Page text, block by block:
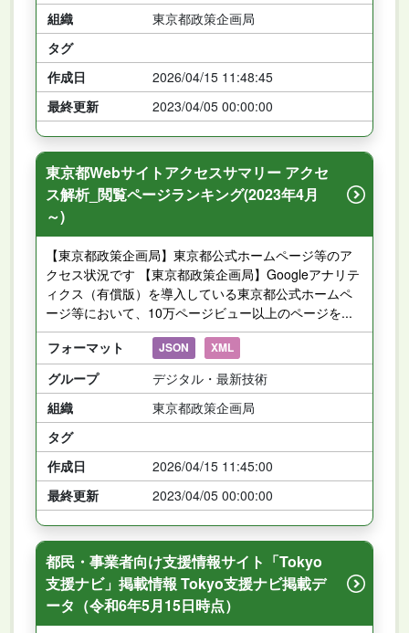
組織
東京都政策企画局
タグ
作成日
2026/04/15 11:48:45
最終更新
2023/04/05 00:00:00
東京都Webサイトアクセスサマリー アクセ
ス解析_閲覧ページランキング(2023年4月
～)
【東京都政策企画局】東京都公式ホームページ等のア
クセス状況です 【東京都政策企画局】Googleアナリテ
ィクス（有償版）を導入している東京都公式ホームペ
ージ等において、10万ページビュー以上のページを...
フォーマット
JSON XML
グループ
デジタル・最新技術
組織
東京都政策企画局
タグ
作成日
2026/04/15 11:45:00
最終更新
2023/04/05 00:00:00
都民・事業者向け支援情報サイト「Tokyo
支援ナビ」掲載情報 Tokyo支援ナビ掲載デ
ータ（令和6年5月15日時点）